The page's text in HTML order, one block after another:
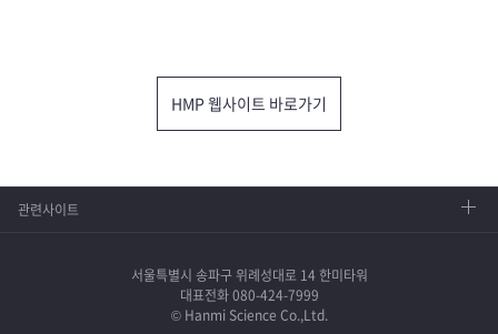
HMP 웹사이트 바로가기
서울특별시 송파구 위례성대로 14 한미타워
대표전화 080-424-7999
© Hanmi Science Co.,Ltd.
관련사이트